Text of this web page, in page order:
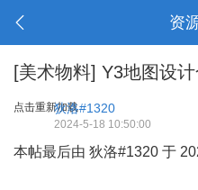
资
[美术物料] Y3地图设
点击重新加载狄洛#1320
2024-5-18 10:50:00
本帖最后由 狄洛#1320 于